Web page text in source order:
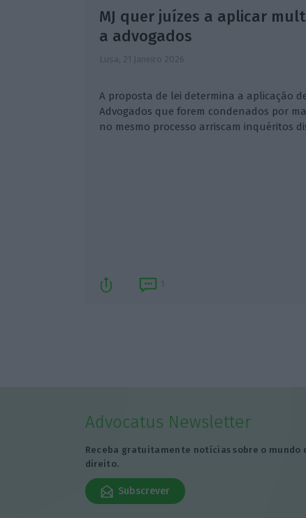
MJ quer juízes a aplicar
a advogados
Lusa, 21 Janeiro 2026
A proposta de lei determina a aplicação
Advogados que forem condenados por
no mesmo processo arriscam inquéritos
Advocatus Newsletter
Receba gratuitamente notícias sobre o mundo
direito.
Subscrever